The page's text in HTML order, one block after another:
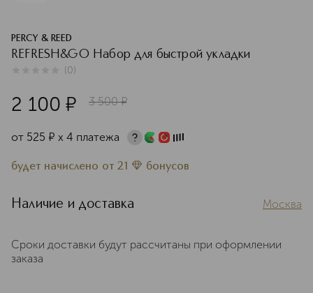
PERCY & REED
REFRESH&GO Набор для быстрой укладки
(0)
2 100 ¤ 3 500 ¤
от 525 ¤ х 4 платежа
будет начислено от 21 бонусов
Наличие и доставка Москва
Сроки доставки будут рассчитаны при оформлении
заказа